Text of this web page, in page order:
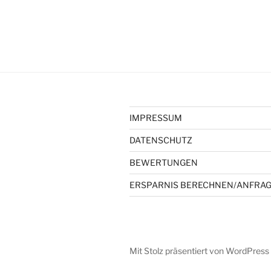
IMPRESSUM
DATENSCHUTZ
BEWERTUNGEN
ERSPARNIS BERECHNEN/
Mit Stolz präsentiert von WordPress